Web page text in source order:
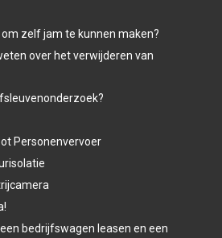
zelf jam te kunnen maken?
over het verwijderen van
Personenvervoer
bedrijfswagen leasen en een